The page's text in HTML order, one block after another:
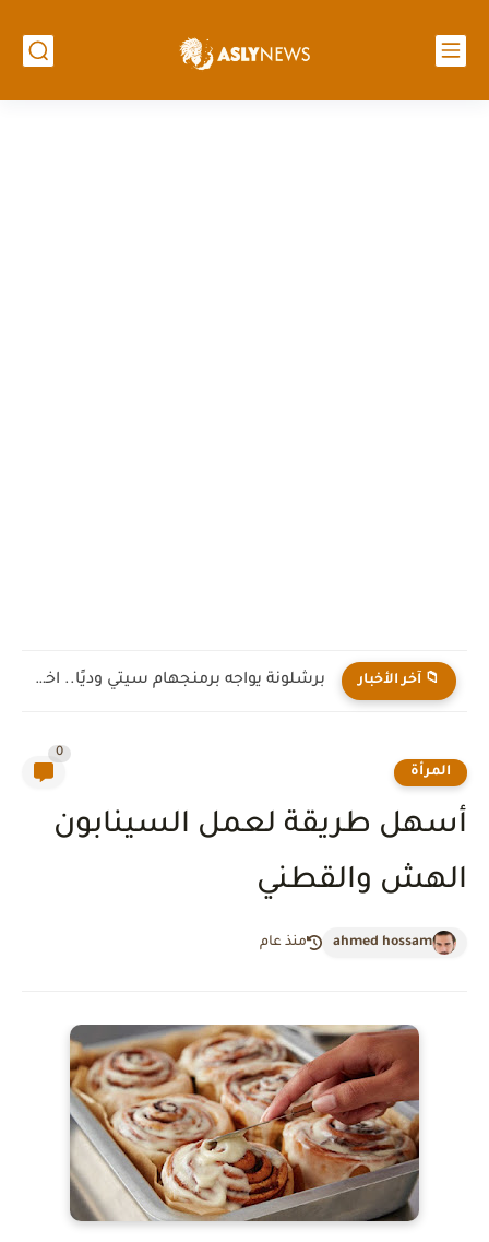
📁 آخر الأخبار برشلونة يواجه برمنجهام سيتي وديًا.. اختبار جديد لهانز فليك قبل...
المرأة
0
أسهل طريقة لعمل السينابون
الهش والقطني
ahmed hossam منذ عام